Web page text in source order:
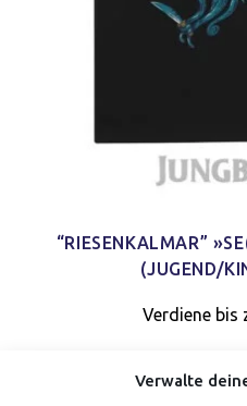
Verwalte
“RIESENKALMAR”
(JUGEND/
Verdiene bis